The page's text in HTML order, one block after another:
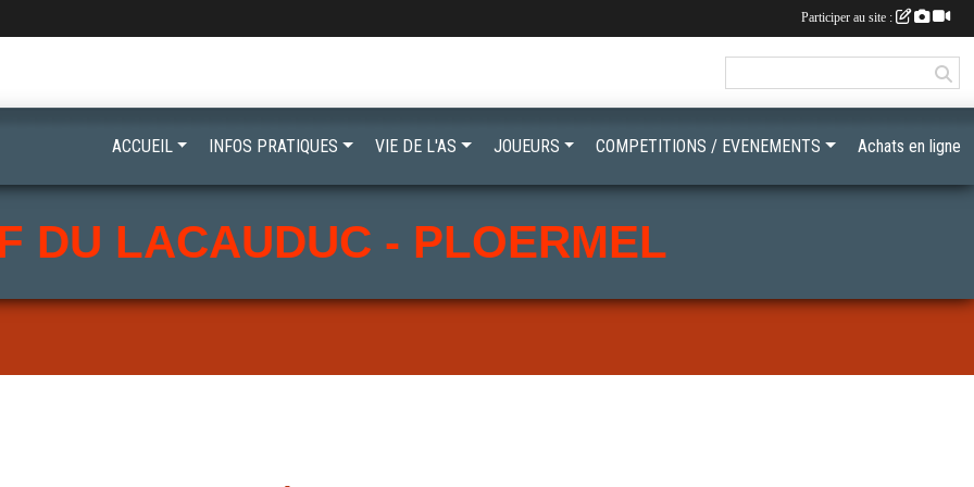
DU LACAUDUC - PLOERMEL
ACCUEIL INFOS PRATIQUES VIE DE L'AS JOUEURS COMPETITIONS / EVENEMENTS Achats en ligne
Participer au site :